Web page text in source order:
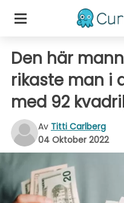
Den här
rikaste man i
med 92
Av Titti Carlberg
04 Oktober 2022